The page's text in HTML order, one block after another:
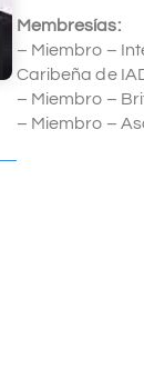
Membresías:
– Miembro –
Caribeña de
– Miembro –
– Miembro –